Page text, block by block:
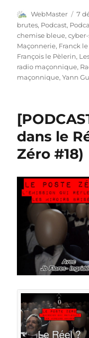
Auteur
WebMaster
le
7
brutes, Podcast,
chemise bleue,
Maçonnerie, Franck
François le Pèlerin,
radio maçonnique,
maçonnique,Yann
dans le
Zéro #18)